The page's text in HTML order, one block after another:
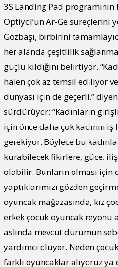
3S Landing Pad
Optiyol’un Ar-Ge süreçlerini
Gözbaşı, birbirini
her alanda çeşitlilik
güçlü kıldığını belirtiyor.
halen çok az temsil ediliyor
dünyası için de geçerli.”
sürdürüyor: “Kadınların
için önce daha çok kadının iş
gerekiyor. Böylece bu
kurabilecek fikirlere, güce,
olabilir. Bunların olması için
yaptıklarımızı gözden
oyuncak mağazasında, kız
erkek çocuk oyuncak reyonu
aslında mevcut durumun
yardımcı oluyor. Neden
farklı oyuncaklar alıyoruz